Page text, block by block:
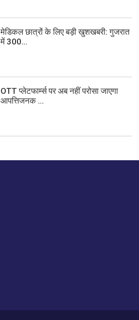
मेडिकल छात्रों के लिए बड़ी खुशखबरी: गुजरात
में 300...
OTT प्लेटफार्म्स पर अब नहीं परोसा जाएगा
आपत्तिजनक ...